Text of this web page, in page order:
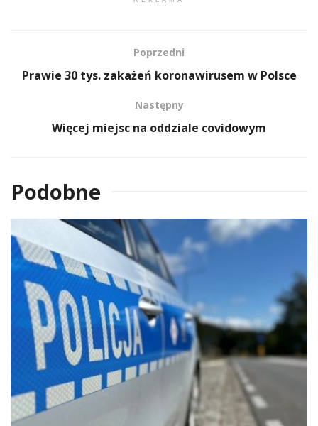
Poprzedni
Prawie 30 tys. zakażeń koronawirusem w Polsce
Następny
Więcej miejsc na oddziale covidowym
Podobne